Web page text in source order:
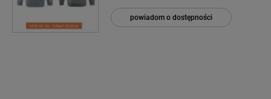
powiadom o dostępności